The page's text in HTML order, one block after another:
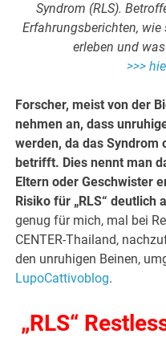
Syndrom (RLS).
Erfahrungsberichten, wie
erleben und
>>>
Forscher, meist von der
nehmen an, dass
werden, da das
betrifft. Dies nennt man
Eltern oder Geschwister
Risiko für „RLS“ deutlich
genug für mich, mal bei
CENTER-Thailand,
den unruhigen Beinen,
LupoCattivoblog.
„RLS“